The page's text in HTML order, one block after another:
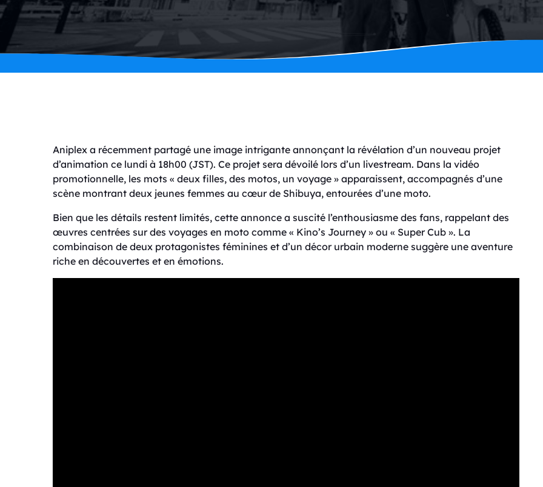
Aniplex a récemment partagé une image intrigante annonçant la révélation d’un nouveau projet
d’animation ce lundi à 18h00 (JST). Ce projet sera dévoilé lors d’un livestream. Dans la vidéo
promotionnelle, les mots « deux filles, des motos, un voyage » apparaissent, accompagnés d’une
scène montrant deux jeunes femmes au cœur de Shibuya, entourées d’une moto.
Bien que les détails restent limités, cette annonce a suscité l’enthousiasme des fans, rappelant des
œuvres centrées sur des voyages en moto comme « Kino’s Journey » ou « Super Cub ». La
combinaison de deux protagonistes féminines et d’un décor urbain moderne suggère une aventure
riche en découvertes et en émotions.